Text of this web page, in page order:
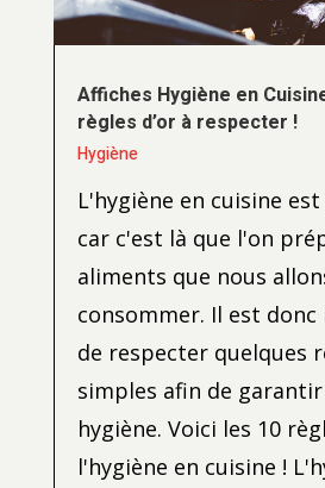
Affiches Hygiène en
règles d’or à respecter !
Hygiène
L'hygiène en cuisine
car c'est là que l'on
aliments que nous
consommer. Il est
de respecter quelques
simples afin de
hygiène. Voici les 10
l'hygiène en cuisine !